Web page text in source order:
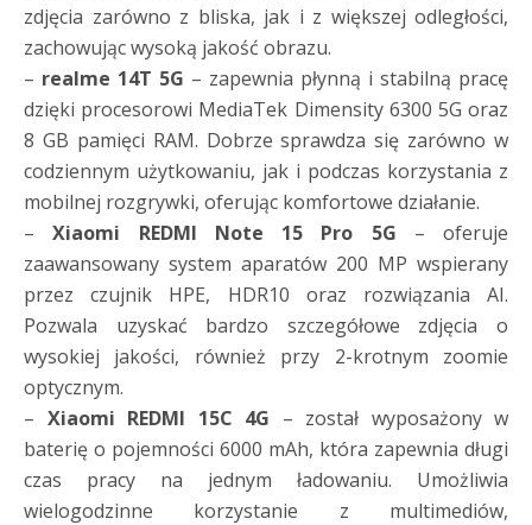
zdjęcia zarówno z bliska, jak i z większej odległości,
zachowując wysoką jakość obrazu.
– realme 14T 5G – zapewnia płynną i stabilną pracę
dzięki procesorowi MediaTek Dimensity 6300 5G oraz
8 GB pamięci RAM. Dobrze sprawdza się zarówno w
codziennym użytkowaniu, jak i podczas korzystania z
mobilnej rozgrywki, oferując komfortowe działanie.
–Xiaomi REDMI Note 15 Pro 5G – oferuje
zaawansowany system aparatów 200 MP wspierany
przez czujnik HPE, HDR10 oraz rozwiązania AI.
Pozwala uzyskać bardzo szczegółowe zdjęcia o
wysokiej jakości, również przy 2-krotnym zoomie
optycznym.
– Xiaomi REDMI 15C 4G – został wyposażony w
baterię o pojemności 6000 mAh, która zapewnia długi
czas pracy na jednym ładowaniu. Umożliwia
wielogodzinne korzystanie z multimediów,